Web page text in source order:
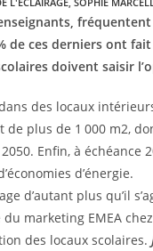
de ces derniers ont
doivent saisir
des locaux
plus de 1 000 m2,
Enfin, à
d’énergie.
d’autant plus qu’il
marketing EMEA
des locaux scolaires.